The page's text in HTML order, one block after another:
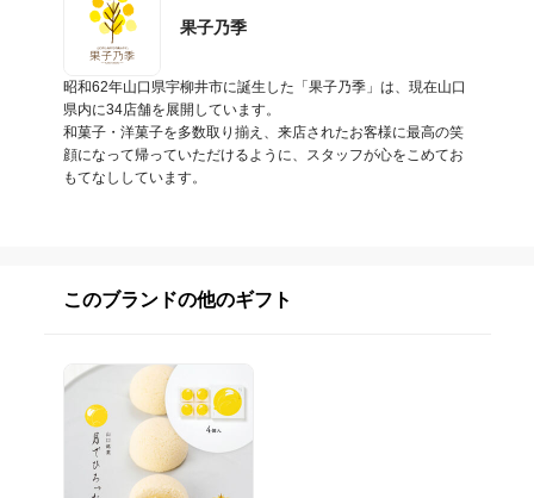
果子乃季
昭和62年山口県宇柳井市に誕生した「果子乃季」は、現在山口
県内に34店舗を展開しています。
和菓子・洋菓子を多数取り揃え、来店されたお客様に最高の笑
顔になって帰っていただけるように、スタッフが心をこめてお
もてなししています。
このブランドの他のギフト